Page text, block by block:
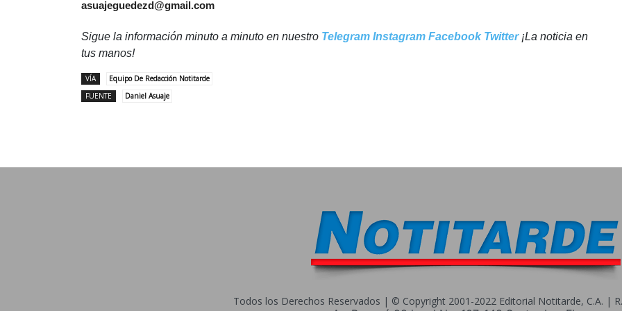
asuajeguedezd@gmail.com
Sigue la información minuto a minuto en nuestro Telegram Instagram Facebook Twitter¡La noticia en
tus manos!
VÍA
Equipo De Redacción Notitarde
FUENTE
Daniel Asuaje
Todos los Derechos Reservados | © Copyright 2001-2022 Editorial Notitarde, C.A. |